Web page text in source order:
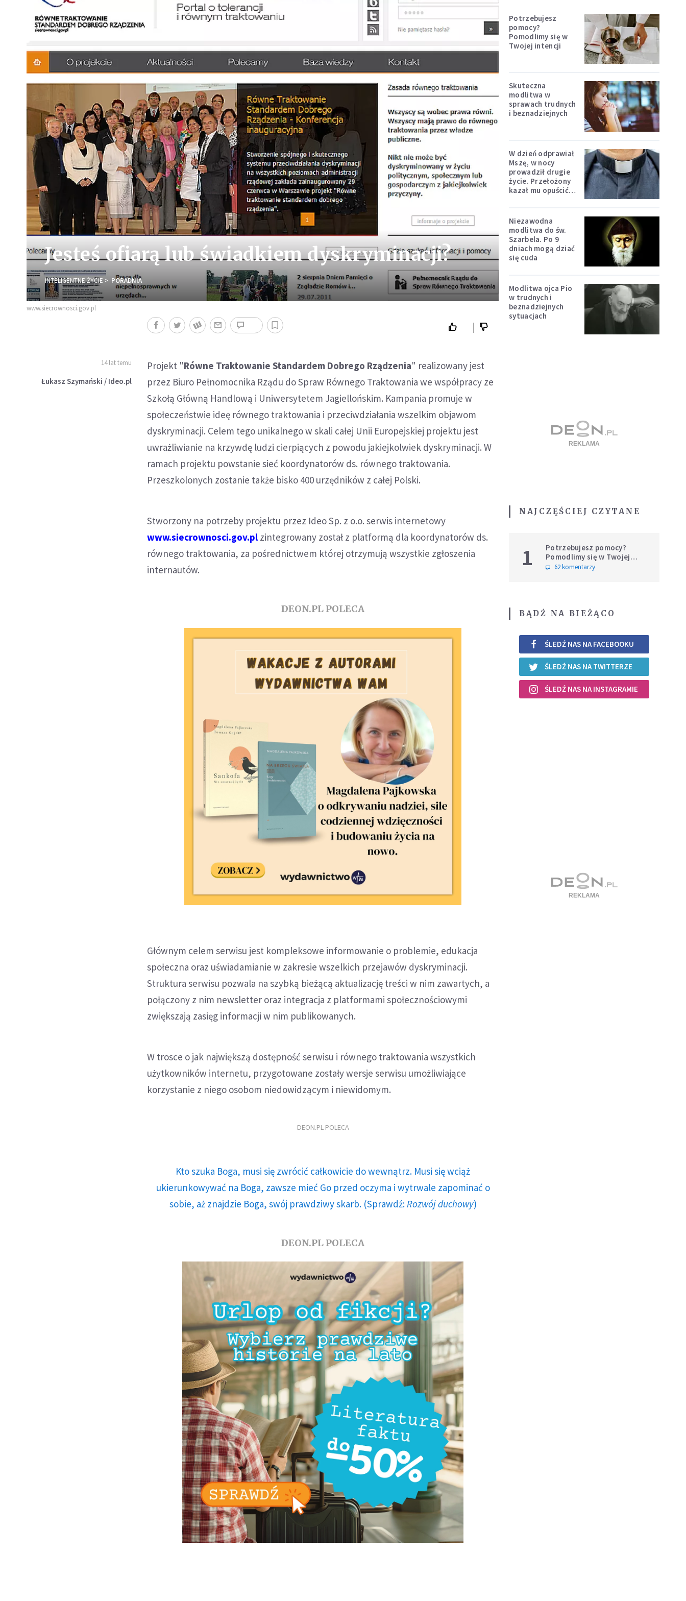
Jesteś ofiarą lub świadkiem dyskryminacji?
INTELIGENTNE ŻYCIE PORADNIA
www.siecrownosci.gov.pl
14 lat temu
Łukasz Szymański / Ideo.pl
Projekt "Równe Traktowanie Standardem Dobrego Rządzenia" realizowany jest
przez Biuro Pełnomocnika Rządu do Spraw Równego Traktowania we współpracy ze
Szkołą Główną Handlową i Uniwersytetem Jagiellońskim. Kampania promuje w
społeczeństwie ideę równego traktowania i przeciwdziałania wszelkim objawom
dyskryminacji. Celem tego unikalnego w skali całej Unii Europejskiej projektu jest
uwrażliwianie na krzywdę ludzi cierpiących z powodu jakiejkolwiek dyskryminacji. W
ramach projektu powstanie sieć koordynatorów ds. równego traktowania.
Przeszkolonych zostanie także bisko 400 urzędników z całej Polski.
Stworzony na potrzeby projektu przez Ideo Sp. z o.o. serwis internetowy
www.siecrownosci.gov.pl zintegrowany został z platformą dla koordynatorów ds.
równego traktowania, za pośrednictwem której otrzymują wszystkie zgłoszenia
internautów.
DEON.PL POLECA
Głównym celem serwisu jest kompleksowe informowanie o problemie, edukacja
społeczna oraz uświadamianie w zakresie wszelkich przejawów dyskryminacji.
Struktura serwisu pozwala na szybką bieżącą aktualizację treści w nim zawartych, a
połączony z nim newsletter oraz integracja z platformami społecznościowymi
zwiększają zasięg informacji w nim publikowanych.
W trosce o jak największą dostępność serwisu i równego traktowania wszystkich
użytkowników internetu, przygotowane zostały wersje serwisu umożliwiające
korzystanie z niego osobom niedowidzącym i niewidomym.
DEON.PL POLECA
Kto szuka Boga, musi się zwrócić całkowicie do wewnątrz. Musi się wciąż
ukierunkowywać na Boga, zawsze mieć Go przed oczyma i wytrwale zapominać o
sobie, aż znajdzie Boga, swój prawdziwy skarb. (Sprawdź: Rozwój duchowy)
DEON.PL POLECA
Potrzebujesz
pomocy?
Pomodlimy się w
Twojej intencji
Skuteczna
modlitwa w
sprawach trudnych
i beznadziejnych
W dzień odprawiał
Mszę, w nocy
prowadził drugie
życie. Przełożony
kazał mu opuścić
Niezawodna
modlitwa do św.
Szarbela. Po 9
dniach mogą dziać
się cuda
Modlitwa ojca Pio
w trudnych i
beznadziejnych
sytuacjach
NAJCZĘŚCIEJ CZYTANE
1
Potrzebujesz pomocy?
Pomodlimy się w Twojej
intencji
62 komentarzy
BĄDŹ NA BIEŻĄCO
ŚLEDŹ NAS NA FACEBOOKU
ŚLEDŹ NAS NA TWITTERZE
ŚLEDŹ NAS NA INSTAGRAMIE